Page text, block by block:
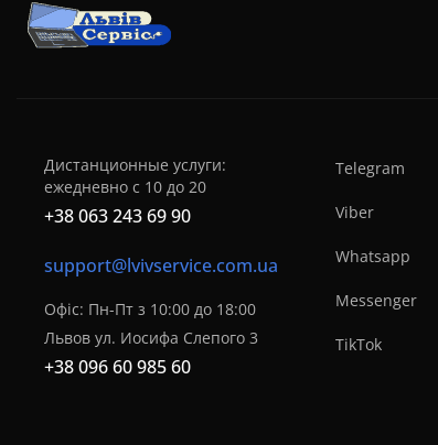
Дистанционные услуги:
ежедневно с 10 до 20
+38 063 243 69 90
support@lvivservice.com.ua
Офіс: Пн-Пт з 10:00 до 18:00
Львов ул. Иосифа Слепого 3
+38 096 60 985 60
Telegram
Viber
Whatsapp
Messenger
TikTok